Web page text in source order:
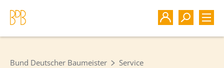
Bund Deutscher Baumeister Service